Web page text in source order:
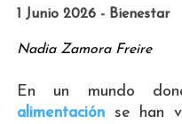
1 Junio 2026 - Bienestar
Nadia Zamora Freire
En un mundo
alimentaciónse han